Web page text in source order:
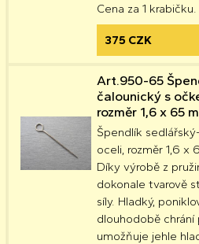
Cena za 1 krabičku.
375 CZK
Art.950-65
čalounický s
rozměr 1,6 x 65
Špendlík
oceli, rozměr 1,6 x
Díky výrobě z
dokonale tvarově
síly. Hladký,
dlouhodobě chrání
umožňuje jehle